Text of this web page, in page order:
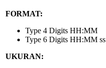
FORMAT:
Type 4 Digits HH:MM
Type 6 Digits HH:MM ss
UKURAN: